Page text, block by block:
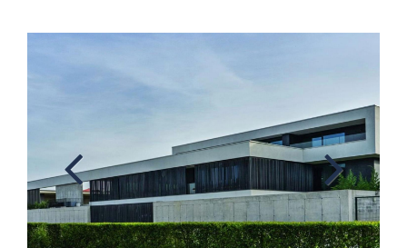
Previ
ous
Next